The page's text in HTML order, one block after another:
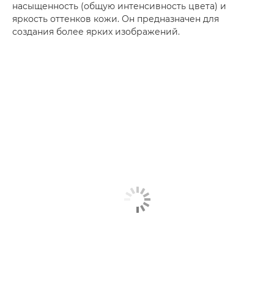
насыщенность (общую интенсивность цвета) и
яркость оттенков кожи. Он предназначен для
создания более ярких изображений.